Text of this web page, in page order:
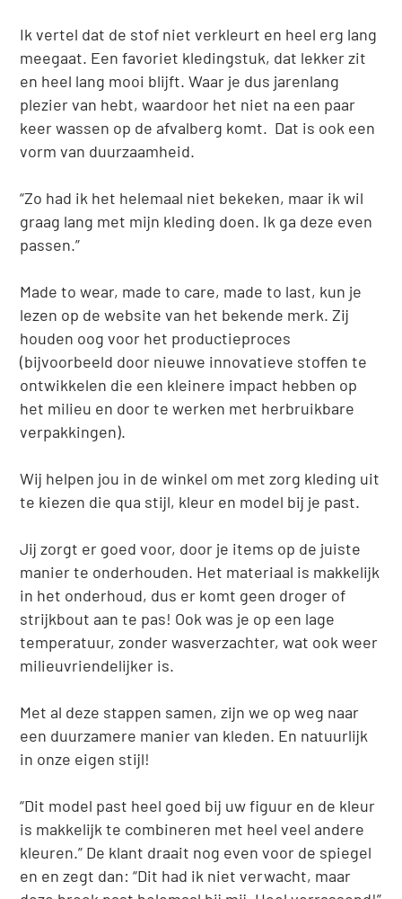
Ik vertel dat de stof niet verkleurt en heel erg lang
meegaat. Een favoriet kledingstuk, dat lekker zit
en heel lang mooi blijft. Waar je dus jarenlang
plezier van hebt, waardoor het niet na een paar
keer wassen op de afvalberg komt. Dat is ook een
vorm van duurzaamheid.
“Zo had ik het helemaal niet bekeken, maar ik wil
graag lang met mijn kleding doen. Ik ga deze even
passen.”
Made to wear, made to care, made to last, kun je
lezen op de website van het bekende merk. Zij
houden oog voor het productieproces
(bijvoorbeeld door nieuwe innovatieve stoffen te
ontwikkelen die een kleinere impact hebben op
het milieu en door te werken met herbruikbare
verpakkingen).
Wij helpen jou in de winkel om met zorg kleding uit
te kiezen die qua stijl, kleur en model bij je past.
Jij zorgt er goed voor, door je items op de juiste
manier te onderhouden. Het materiaal is makkelijk
in het onderhoud, dus er komt geen droger of
strijkbout aan te pas! Ook was je op een lage
temperatuur, zonder wasverzachter, wat ook weer
milieuvriendelijker is.
Met al deze stappen samen, zijn we op weg naar
een duurzamere manier van kleden. En natuurlijk
in onze eigen stijl!
“Dit model past heel goed bij uw figuur en de kleur
is makkelijk te combineren met heel veel andere
kleuren.” De klant draait nog even voor de spiegel
en en zegt dan: “Dit had ik niet verwacht, maar